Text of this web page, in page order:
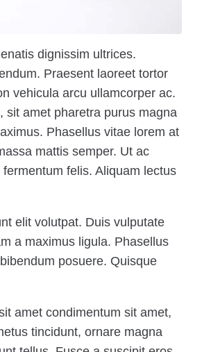
dignissim ultrices.
Praesent laoreet tortor
vehicula arcu ullamcorper ac.
sit amet pharetra purus magna
Phasellus vitae lorem at
mattis semper. Ut ac
felis. Aliquam lectus
elit volutpat. Duis vulputate
a maximus ligula. Phasellus
posuere. Quisque
amet condimentum sit amet,
tincidunt, ornare magna